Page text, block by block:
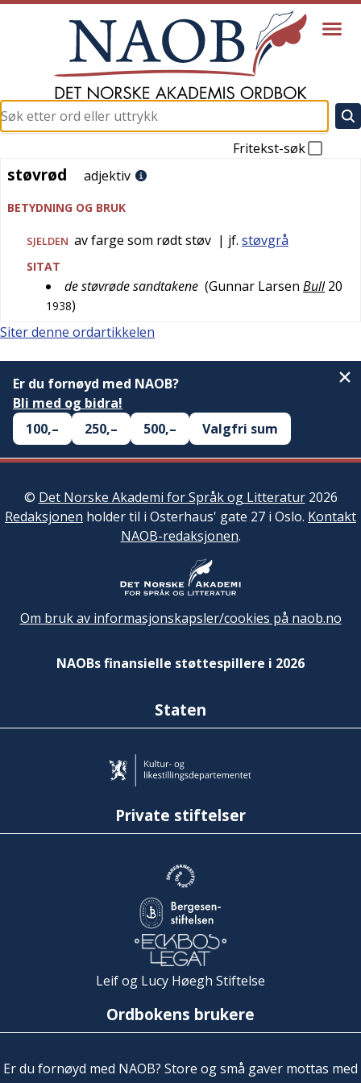
Fritekst-søk
støvrød
støvrød adjektiv
BETYDNING OG BRUK
SJELDEN av farge som rødt støv | jf. støvgrå
SITAT
de støvrøde sandtakene (Gunnar Larsen Bull 20
1938)
Siter denne ordartikkelen
Er du fornøyd med NAOB?
Bli med og bidra!
100,–
250,– 500,– Valgfri sum
© Det Norske Akademi for Språk og Litteratur2026
Redaksjonen holder til i Osterhaus' gate 27 i Oslo. Kontakt
NAOB-redaksjonen.
Om bruk av informasjonskapsler/cookies på naob.no
NAOBs finansielle støttespillere i 2026
Staten
Private stiftelser
Leif og Lucy Høegh Stiftelse
Ordbokens brukere
Er du fornøyd med NAOB? Store og små gaver mottas med